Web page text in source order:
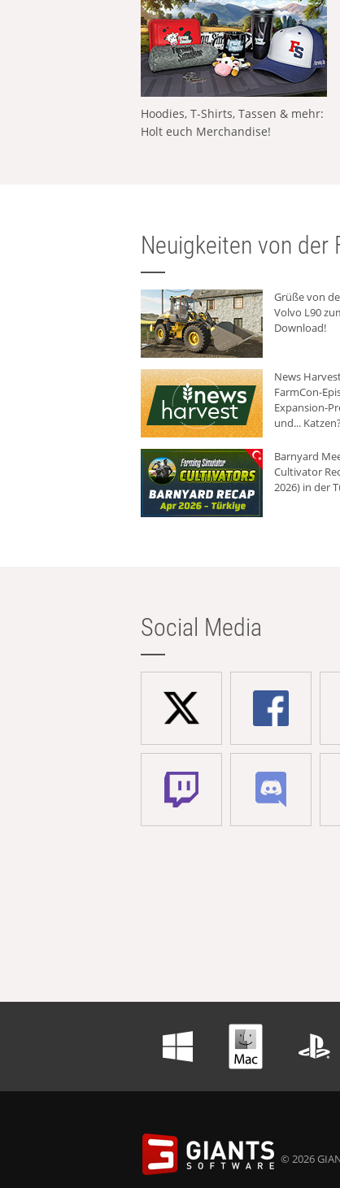
Hoodies, T-Shirts, Tassen & mehr:
Holt euch Merchandise!
Neuigkeiten von der
Grüße von
Volvo L90
Download!
News
FarmCon-
Expansion-
und... Katzen?
Barnyard
Cultivator
2026) in der
Social Media
© 2026